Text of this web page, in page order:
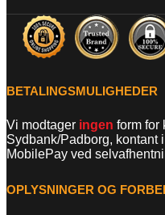
BETALINGSMULIGHEDER
Vi modtager ingen form for
Sydbank/Padborg, kontant
MobilePay ved
OPLYSNINGER OG